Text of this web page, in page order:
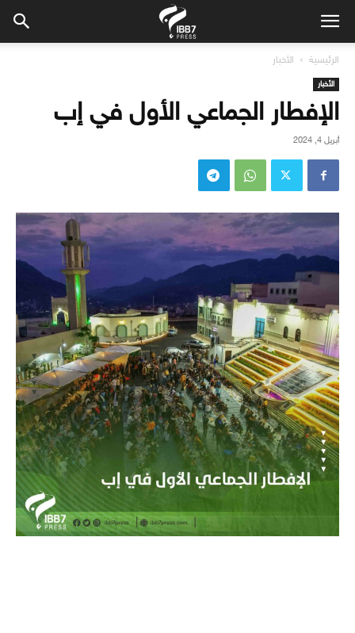
الرئيسية الأخبار
الأخبار
الإفطار الجماعي الأول في إب
أبريل 4, 2024